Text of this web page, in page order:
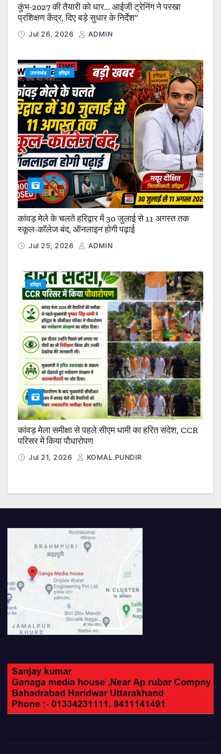
कुंभ-2027 की तैयारी को धार… आईजी ट्रेनिंग ने परखा
प्रशिक्षण केंद्र, दिए बड़े सुधार के निर्देश”
Jul 26, 2026 ADMIN
उत्तराखंड हरिद्वार
कांवड़ मेले के चलते हरिद्वार में 30 जुलाई से 11 अगस्त तक
स्कूल-कॉलेज बंद, ऑनलाइन होगी पढ़ाई
Jul 25, 2026 ADMIN
हरिद्वार
कांवड़ मेला समीक्षा से पहले सीएम धामी का हरित संदेश, CCR
परिसर में किया पौधारोपण
Jul 21, 2026 KOMAL.PUNDIR